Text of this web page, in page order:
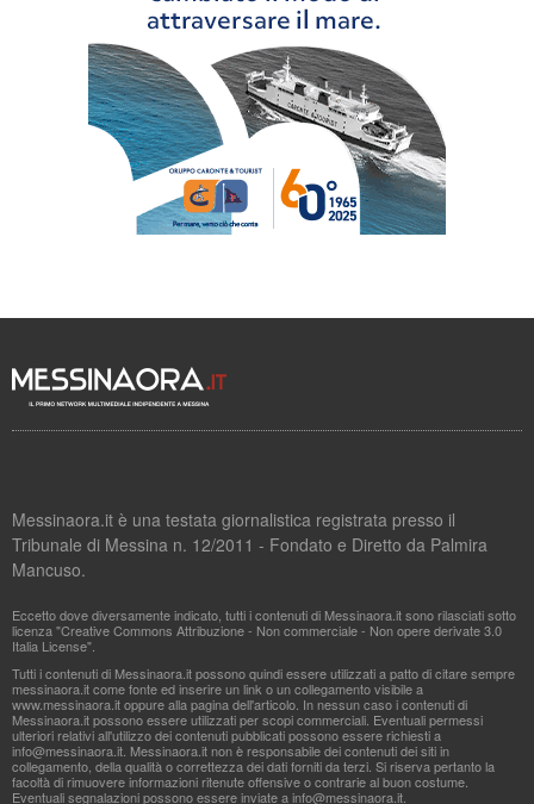
Messinaora.it è una testata giornalistica registrata presso il
Tribunale di Messina n. 12/2011 - Fondato e Diretto da Palmira
Mancuso.
Eccetto dove diversamente indicato, tutti i contenuti di Messinaora.it sono rilasciati sotto
licenza "Creative Commons Attribuzione - Non commerciale - Non opere derivate 3.0
Italia License".
Tutti i contenuti di Messinaora.it possono quindi essere utilizzati a patto di citare sempre
messinaora.it come fonte ed inserire un link o un collegamento visibile a
www.messinaora.it oppure alla pagina dell'articolo. In nessun caso i contenuti di
Messinaora.it possono essere utilizzati per scopi commerciali. Eventuali permessi
ulteriori relativi all'utilizzo dei contenuti pubblicati possono essere richiesti a
info@messinaora.it . Messinaora.it non è responsabile dei contenuti dei siti in
collegamento, della qualità o correttezza dei dati forniti da terzi. Si riserva pertanto la
facoltà di rimuovere informazioni ritenute offensive o contrarie al buon costume.
Eventuali segnalazioni possono essere inviate ainfo@messinaora.it